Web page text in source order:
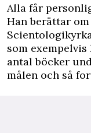
Alla får
Han berättar
som
antal böcker
målen och så